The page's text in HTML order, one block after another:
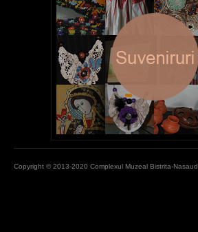
Copyright © 2013-2020 Complexul Muzeal Bistrita-Nasaud